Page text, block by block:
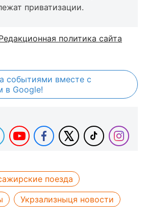
приватизации.
политика сайта
событиями вместе с
в Google!
поезда
Укрзализныця новости